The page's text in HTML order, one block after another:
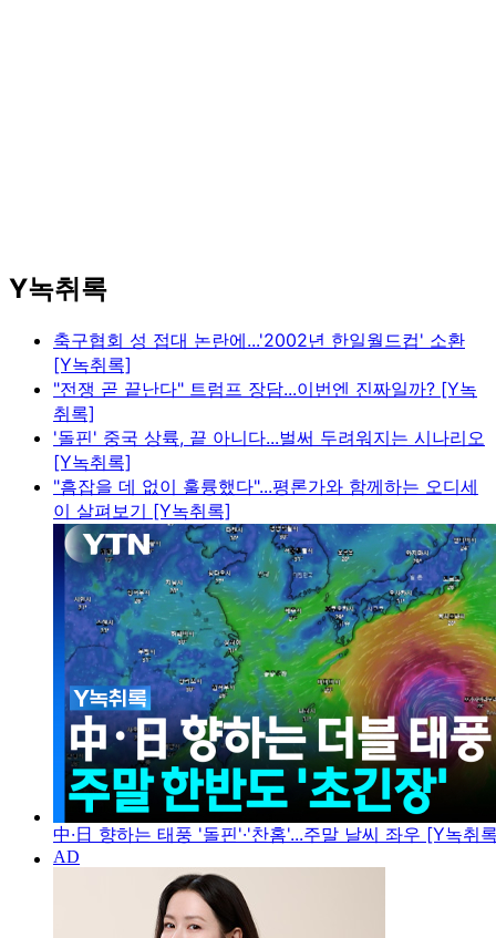
Y녹취록
축구협회 성 접대 논란에...'2002년 한일월드컵' 소환
[Y녹취록]
"전쟁 곧 끝난다" 트럼프 장담...이번엔 진짜일까? [Y녹
취록]
'돌핀' 중국 상륙, 끝 아니다...벌써 두려워지는 시나리오
[Y녹취록]
"흠잡을 데 없이 훌륭했다"...평론가와 함께하는 오디세
이 살펴보기 [Y녹취록]
中·日 향하는 태풍 '돌핀'·'찬홈'...주말 날씨 좌우 [Y녹취